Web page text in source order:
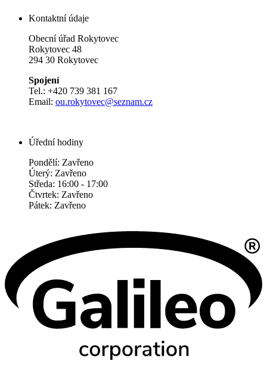
Kontaktní údaje
Obecní úřad Rokytovec
Rokytovec 48
294 30 Rokytovec
Spojení
Tel.: +420 739 381 167
Email: ou.rokytovec@seznam.cz
Úřední hodiny
Pondělí: Zavřeno
Úterý: Zavřeno
Středa: 16:00 - 17:00
Čtvrtek: Zavřeno
Pátek: Zavřeno